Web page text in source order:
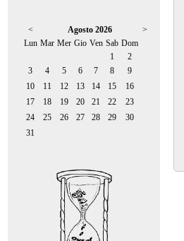
< Agosto 2026
>
Lun Mar Mer Gio Ven Sab Dom
1
2
3
4 5 6 7 8
9
10
11 12 13 14 15
16
17
18 19 20 21 22
23
24
25 26 27 28 29
30
31